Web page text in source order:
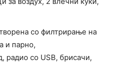
со филтрирање на
и парно,
радио со USB, брисачи,